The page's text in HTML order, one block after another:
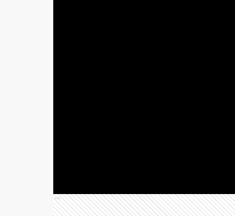
Ads